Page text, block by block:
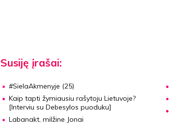
Susiję įrašai:
#SielaAkmenyje (25)
Kaip tapti žymiausiu rašytoju Lietuvoje?
[Interviu su Debesylos puoduku]
Labanakt, milžine Jonai